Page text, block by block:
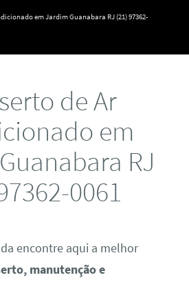
em Jardim Guanabara RJ (21) 97362-
de Ar
em
RJ
0061
encontre aqui a melhor
manutenção e